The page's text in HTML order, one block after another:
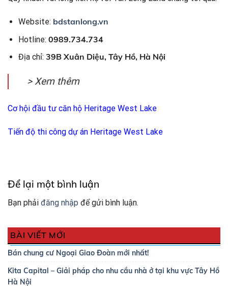
Website: bdstanlong.vn
Hotline: 0989.734.734
Địa chỉ: 39B Xuân Diệu, Tây Hồ, Hà Nội
> Xem thêm
Cơ hội đầu tư căn hộ Heritage West Lake
Tiến độ thi công dự án Heritage West Lake
Để lại một bình luận
Bạn phải đăng nhập để gửi bình luận.
BÀI VIẾT MỚI
Bán chung cư Ngoại Giao Đoàn mới nhất!
Kita Capital – Giải pháp cho nhu cầu nhà ở tại khu vực Tây Hồ
Hà Nội